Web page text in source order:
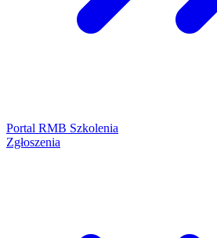
Portal RMB Szkolenia
Zgłoszenia